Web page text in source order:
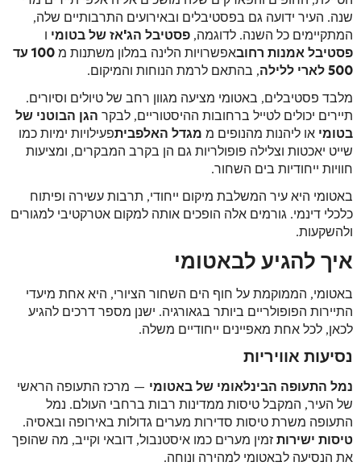
שנה. העיר ידועה גם בפסטיבלים ובאירועים התרבותיים שלה,
המתקיימים כל השנה. לדוגמה, פסטיבל הג'אז של בטומי ו
פסטיבל אמנות רחובאפשרויות הלינה במלון משתנות מ
100 עד
500 לארי ללילה
, בהתאם לרמת הנוחות והמיקום.
מלבד פסטיבלים, באטומי מציעה מגוון רחב של טיולים וסיורים.
תיירים יכולים לטייל ברחובות ההיסטוריים, לבקר הגן הבוטני של
בטומי או ליהנות מהנופים מ מגדל האלפביתפעילויות ימיות כמו
שייט יאכטות וצלילה פופולריות גם הן בקרב המבקרים, ומציעות
חוויות ייחודיות בים השחור.
באטומי היא עיר המשלבת מיקום ייחודי, תרבות עשירה ופיתוח
כלכלי דינמי. גורמים אלה הופכים אותה למקום אטרקטיבי למגורים
ולהשקעות.
איך להגיע לבאטומי
באטומי, הממוקמת על חוף הים השחור הציורי, היא אחת מיעדי
התיירות הפופולריים ביותר בגאורגיה. ישנן מספר דרכים להגיע
לכאן, לכל אחת מאפיינים ייחודיים משלה.
נסיעות אוויריות
נמל התעופה הבינלאומי של באטומי — מרכז התעופה הראשי
של העיר, המקבל טיסות ממדינות רבות ברחבי העולם. נמל
התעופה משרת טיסות סדירות מערים גדולות באירופה ובאסיה.
טיסות ישירות זמין מערים כמו איסטנבול, דובאי וקייב, מה שהופך
את הנסיעה לבאטומי למהירה ונוחה.